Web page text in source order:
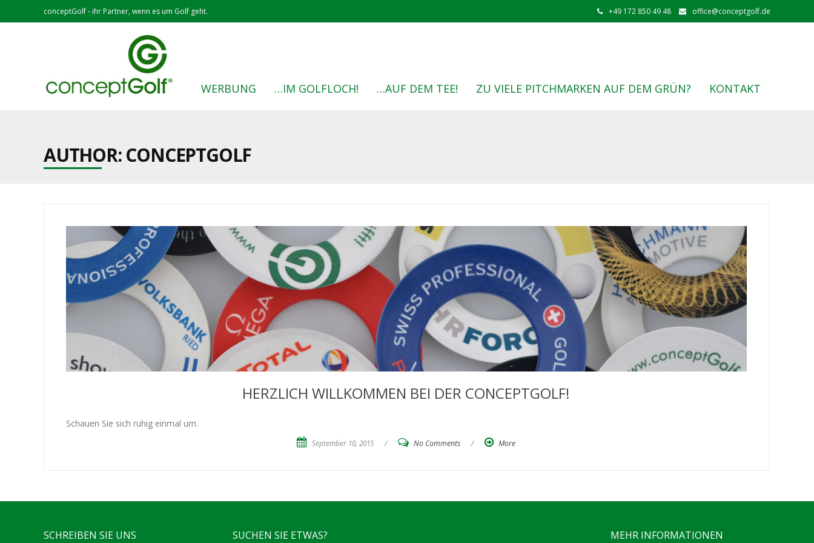
conceptGolf - ihr Partner, wenn es um Golf geht. +49 172 850 49 48 office@conceptgolf.de
WERBUNG …IM GOLFLOCH! …AUF DEM TEE! ZU VIELE PITCHMARKEN AUF DEM GRÜN? KONTAKT
AUTHOR:CONCEPTGOLF
HERZLICH WILLKOMMEN BEI DER CONCEPTGOLF!
Schauen Sie sich ruhig einmal um.
September 10, 2015 / No Comments / More
SCHREIBEN SIE UNS SUCHEN SIE ETWAS? MEHR INFORMATIONEN